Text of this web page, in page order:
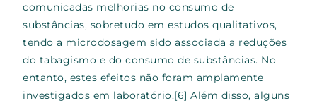
comunicadas melhorias no consumo de
substâncias, sobretudo em estudos qualitativos,
tendo a microdosagem sido associada a reduções
do tabagismo e do consumo de substâncias. No
entanto, estes efeitos não foram amplamente
investigados em laboratório.[6] Além disso, alguns